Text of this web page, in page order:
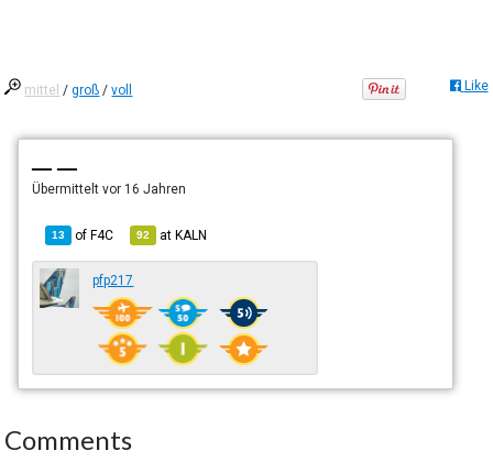
mittel /groß /voll Like
— —
Übermitteltvor 16 Jahren
13 ofF4C 92 atKALN
pfp217
Comments